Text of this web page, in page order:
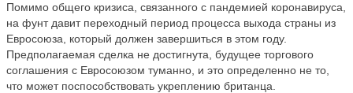
Помимо общего кризиса, связанного с пандемией коронавируса,
на фунт давит переходный период процесса выхода страны из
Евросоюза, который должен завершиться в этом году.
Предполагаемая сделка не достигнута, будущее торгового
соглашения с Евросоюзом туманно, и это определенно не то,
что может поспособствовать укреплению британца.